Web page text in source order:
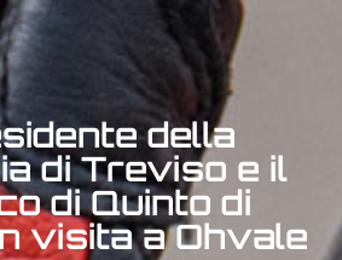
della
di Treviso e il
di Quinto di
visita a Ohvale